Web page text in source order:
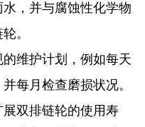
，并与腐蚀性化学物
。
维护计划，例如每天
每月检查磨损状况。
双排链轮的使用寿